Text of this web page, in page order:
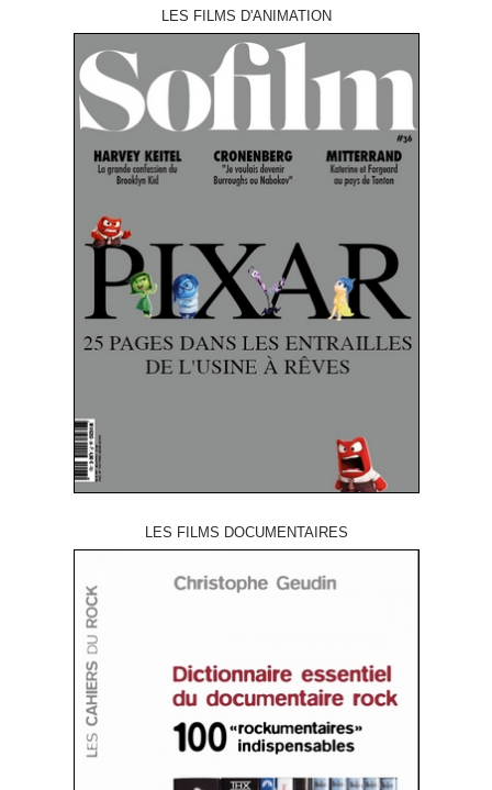
LES FILMS D'ANIMATION
LES FILMS DOCUMENTAIRES